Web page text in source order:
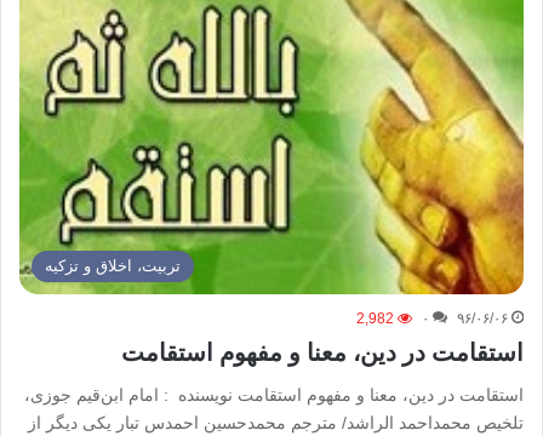
تربیت، اخلاق و تزکیه
۹۶/۰۶/۰۶ ۰ 2,982
استقامت در دین، معنا و مفهوم استقامت
استقامت در دین، معنا و مفهوم استقامت نویسنده : امام ابن‌قیم جوزی،
تلخیص محمداحمد الراشد/ مترجم محمدحسین احمدس تبار یکی دیگر از